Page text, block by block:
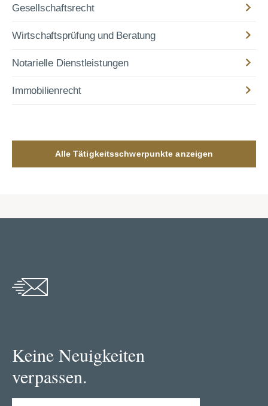
Gesellschaftsrecht
Wirtschaftsprüfung und Beratung
Notarielle Dienstleistungen
Immobilienrecht
Alle Tätigkeitsschwerpunkte anzeigen
Keine Neuigkeiten
verpassen.